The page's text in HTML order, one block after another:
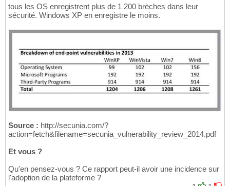
tous les OS enregistrent plus de 1 200 brèches dans leur
sécurité. Windows XP en enregistre le moins.
Source : http://secunia.com/?
action=fetch&filename=secunia_vulnerability_review_2014.pdf
Et vous ?
Qu'en pensez-vous ? Ce rapport peut-il avoir une incidence sur
l'adoption de la plateforme ?